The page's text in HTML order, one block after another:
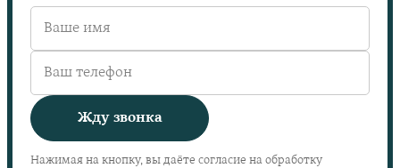
Жду звонка
Нажимая на кнопку, вы даёте согласие на обработку